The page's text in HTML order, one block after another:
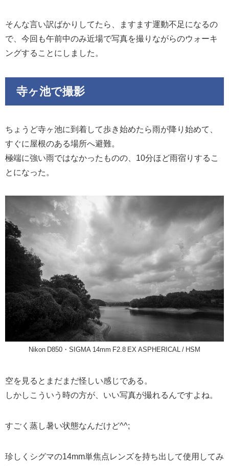
そんな言い訳ばかりしてたら、ますます運動不足になるの
で、今回も午前中のみ近場で写真を撮りながらのウォーキ
ングすることにしました。
寺ヶ池で撮影
ちょうど寺ヶ池に到着して歩き始めたら雨が降り始めて、
すぐに屋根のある場所へ避難。
極端に強い雨ではなかったものの、10分ほど雨宿りするこ
とになった。
Nikon D850・SIGMA 14mm F2.8 EX ASPHERICAL / HSM
空を見るとまだまだ怪しい感じである。
しかしこういう時の方が、いい写真が撮れるんですよね。
すごく蒸し暑い状態なんだけど^^;
珍しくシグマの14mm単焦点レンズを持ち出して使用してみ